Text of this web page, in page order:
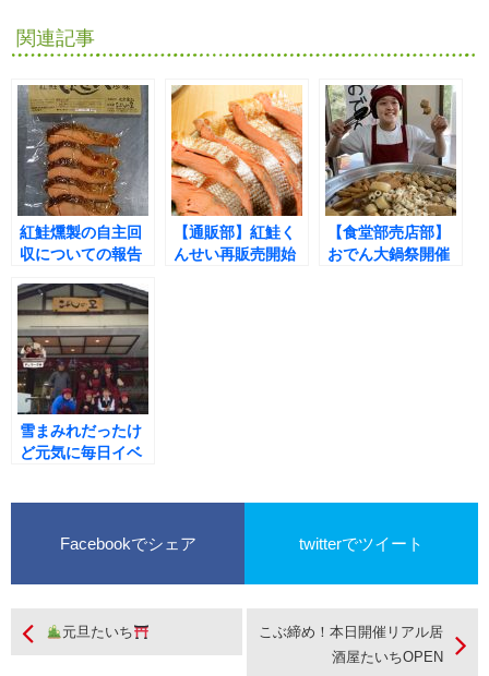
関連記事
紅鮭燻製の自主回
収についての報告
【通販部】紅鮭く
んせい再販売開始
【食堂部売店部】
おでん大鍋祭開催
雪まみれだったけ
ど元気に毎日イベ
Facebookでシェア twitterでツイート
元旦たいち
こぶ締め！本日開催リアル居
酒屋たいちOPEN